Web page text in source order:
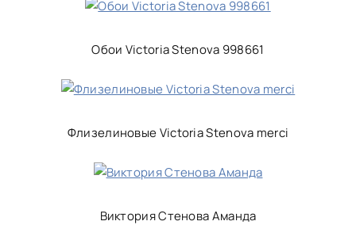
Обои Victoria Stenova 998661
Флизелиновые Victoria Stenova merci
Виктория Стенова Аманда